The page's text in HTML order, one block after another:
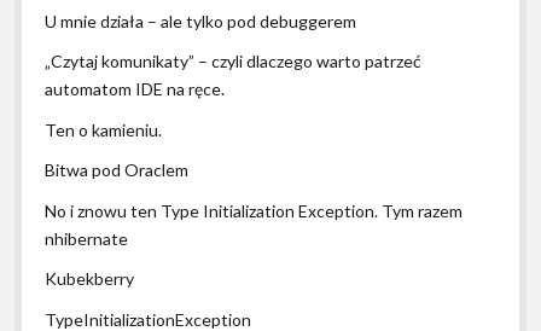
U mnie działa – ale tylko pod debuggerem
„Czytaj komunikaty” – czyli dlaczego warto patrzeć
automatom IDE na ręce.
Ten o kamieniu.
Bitwa pod Oraclem
No i znowu ten Type Initialization Exception. Tym razem
nhibernate
Kubekberry
TypeInitializationException